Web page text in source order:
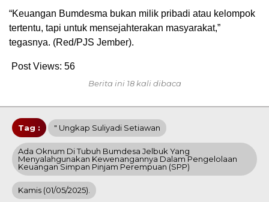
“Keuangan Bumdesma bukan milik pribadi atau kelompok
tertentu, tapi untuk mensejahterakan masyarakat,”
tegasnya. (Red/PJS Jember).
Post Views: 56
Berita ini 18 kali dibaca
Tag : " Ungkap Suliyadi Setiawan
Ada Oknum Di Tubuh Bumdesa Jelbuk Yang
Menyalahgunakan Kewenangannya Dalam Pengelolaan
Keuangan Simpan Pinjam Perempuan (SPP)
Kamis (01/05/2025).